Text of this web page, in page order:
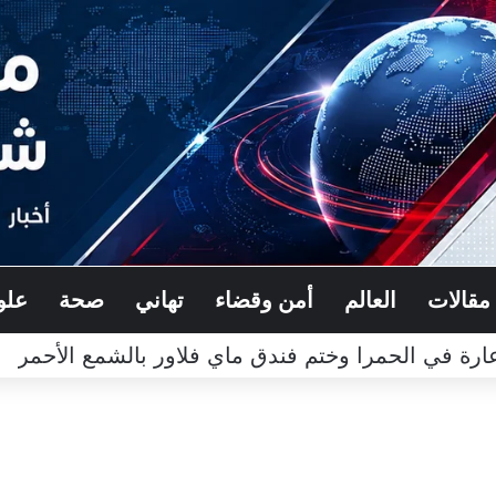
مقالات العالم أمن وقضاء تهاني صحة
في الحمرا وختم فندق ماي فلاور بالشمع الأحمر